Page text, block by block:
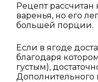
Рецепт
варенья, но его
большей порции.
Если в ягоде
благодаря
густым),
Дополнительного